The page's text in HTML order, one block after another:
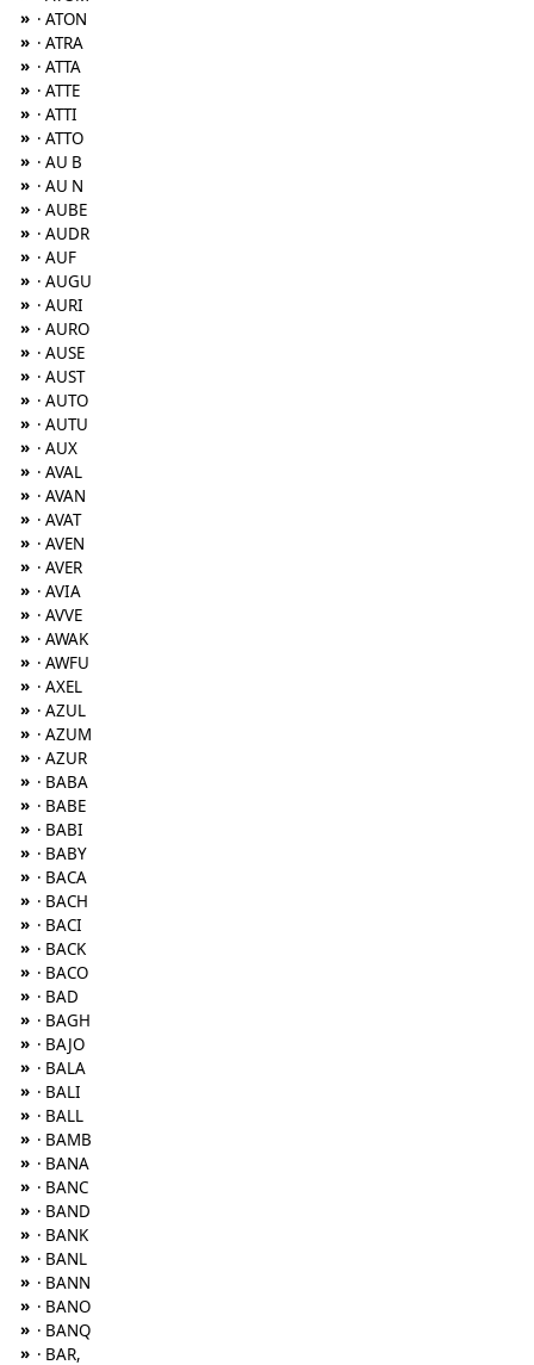
» · ATON
» · ATRA
» · ATTA
» · ATTE
» · ATTI
» · ATTO
» · AU B
» · AU N
» · AUBE
» · AUDR
» · AUF
» · AUGU
» · AURI
» · AURO
» · AUSE
» · AUST
» · AUTO
» · AUTU
» · AUX
» · AVAL
» · AVAN
» · AVAT
» · AVEN
» · AVER
» · AVIA
» · AVVE
» · AWAK
» · AWFU
» · AXEL
» · AZUL
» · AZUM
» · AZUR
» · BABA
» · BABE
» · BABI
» · BABY
» · BACA
» · BACH
» · BACI
» · BACK
» · BACO
» · BAD
» · BAGH
» · BAJO
» · BALA
» · BALI
» · BALL
» · BAMB
» · BANA
» · BANC
» · BAND
» · BANK
» · BANL
» · BANN
» · BANO
» · BANQ
» · BAR,